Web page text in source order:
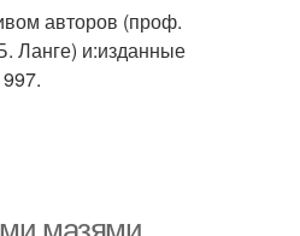
авторов (проф.
Ланге) и:изданные